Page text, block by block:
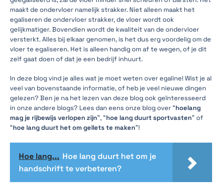
maakt de ondervloer namelijk strakker. Niet alleen maakt het
egaliseren de ondervloer strakker, de vloer wordt ook
gelijkmatiger. Bovendien wordt de kwaliteit van de ondervloer
versterkt. Alles bij elkaar genomen, is het dus erg voordelig om de
vloer te egaliseren. Het is alleen handig om af te wegen, of je dit
zelf gaat doen of dat je een bedrijf inhuurt.
In deze blog vind je alles wat je moet weten over egaline! Wist je al
veel van bovenstaande informatie, of heb je veel nieuwe dingen
gelezen? Ben je na het lezen van deze blog ook geïnteresseerd
in onze andere blogs? Lees dan eens onze blog over “hoelang
mag je rijbewijs verlopen zijn”, “hoe lang duurt sportvasten” of
“hoe lang duurt hetom gellets te maken”!
Hoe lang... Hoe lang duurt het om je
handschrift te verbeteren?